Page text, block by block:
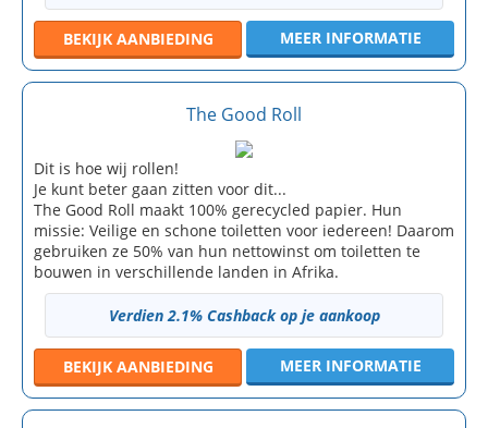
BEKIJK AANBIEDING MEER INFORMATIE
The Good Roll
Dit is hoe wij rollen!
Je kunt beter gaan zitten voor dit...
The Good Roll maakt 100% gerecycled papier. Hun
missie: Veilige en schone toiletten voor iedereen! Daarom
gebruiken ze 50% van hun nettowinst om toiletten te
bouwen in verschillende landen in Afrika.
Verdien 2.1% Cashback op je aankoop
BEKIJK AANBIEDING MEER INFORMATIE